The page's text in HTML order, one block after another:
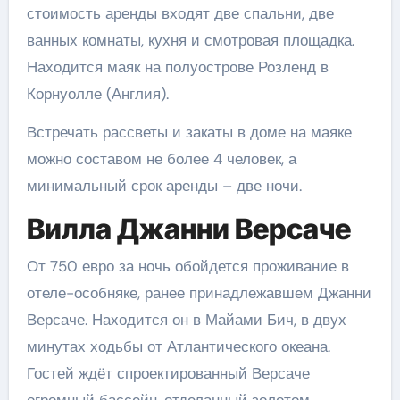
стоимость аренды входят две спальни, две
ванных комнаты, кухня и смотровая площадка.
Находится маяк на полуострове Розленд в
Корнуолле (Англия).
Встречать рассветы и закаты в доме на маяке
можно составом не более 4 человек, а
минимальный срок аренды – две ночи.
Вилла Джанни Версаче
От 750 евро за ночь обойдется проживание в
отеле-особняке, ранее принадлежавшем Джанни
Версаче. Находится он в Майами Бич, в двух
минутах ходьбы от Атлантического океана.
Гостей ждёт спроектированный Версаче